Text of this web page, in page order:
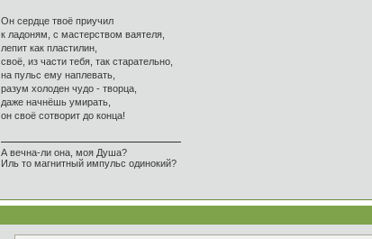
Он сердце твоё приучил
к ладоням, с мастерством ваятеля,
лепит как пластилин,
своё, из части тебя, так старательно,
на пульс ему наплевать,
разум холоден чудо - творца,
даже начнёшь умирать,
он своё сотворит до конца!
А вечна-ли она, моя Душа?
Иль то магнитный импульс одинокий?